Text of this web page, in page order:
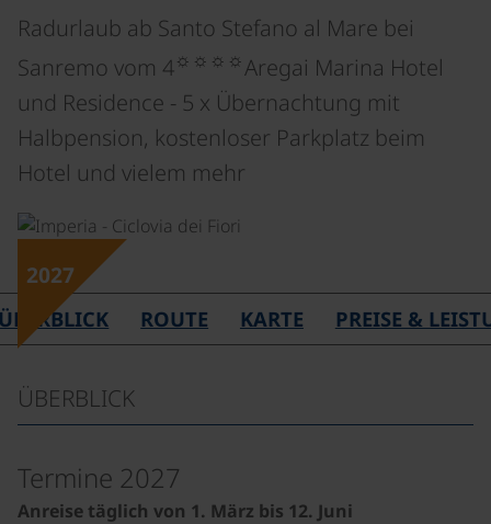
Radurlaub ab Santo Stefano al Mare bei
Sanremo vom 4 ☼☼☼☼Aregai Marina Hotel
und Residence - 5 x Übernachtung mit
Halbpension, kostenloser Parkplatz beim
Hotel und vielem mehr
2027
ROUTE KARTE PREISE &
ÜBERBLICK
Termine 2027
Anreise täglich von 1. März bis 12. Juni